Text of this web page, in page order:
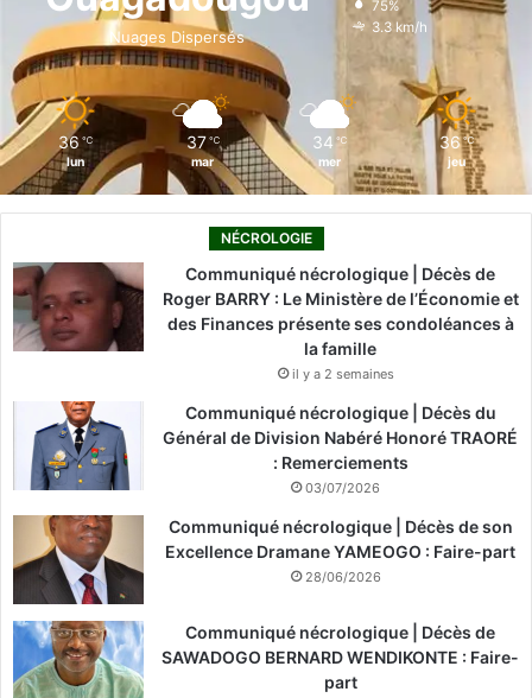
o
k
i
n
r
Nuages Dispersés
75%
3.3 km/h
36 ℃
lun
37 ℃
mar
34 ℃
mer
36 ℃
jeu
NÉCROLOGIE
Communiqué nécrologique | Décès de
Roger BARRY : Le Ministère de l’Économie et
des Finances présente ses condoléances à
la famille
il y a 2 semaines
Communiqué nécrologique | Décès du
Général de Division Nabéré Honoré TRAORÉ
: Remerciements
03/07/2026
Communiqué nécrologique | Décès de son
Excellence Dramane YAMEOGO : Faire-part
28/06/2026
Communiqué nécrologique | Décès de
SAWADOGO BERNARD WENDIKONTE : Faire-
part